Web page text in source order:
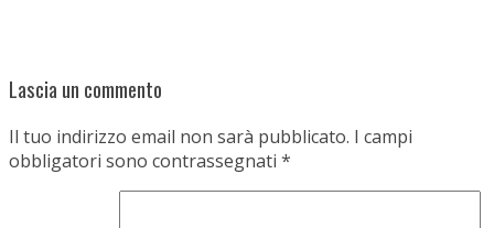
Lascia un commento
Il tuo indirizzo email non sarà pubblicato. I campi
obbligatori sono contrassegnati *